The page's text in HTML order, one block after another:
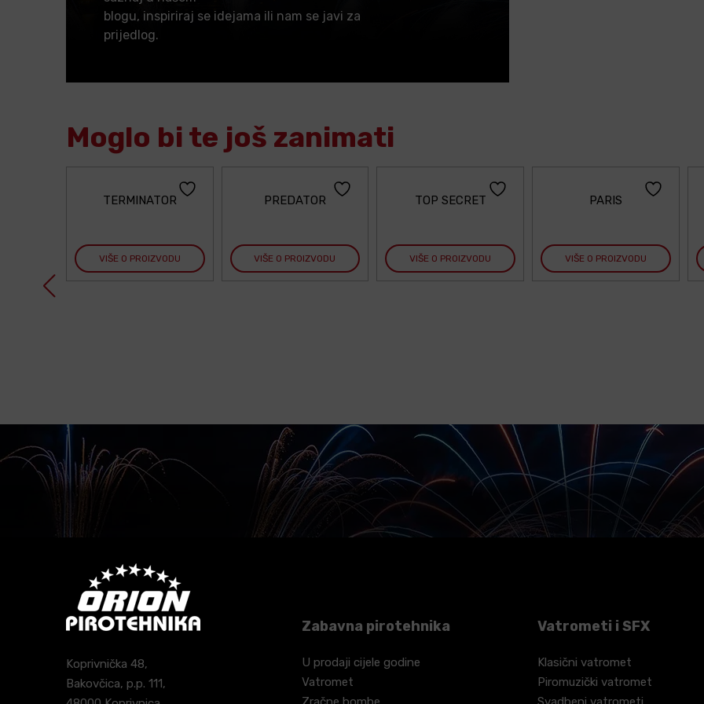
blogu, inspiriraj se idejama ili nam se javi za
prijedlog.
Moglo bi te još zanimati
TERMINATOR
VIŠE O PROIZVODU
PREDATOR
VIŠE O PROIZVODU
TOP SECRET
VIŠE O PROIZVODU
PARIS
VIŠE O PROIZVODU
Koprivnička 48,
Bakovčica, p.p. 111,
Zabavna pirotehnika
U prodaji cijele godine
Vatromet
Vatrometi i SFX
Klasični vatromet
Piromuzički vatromet